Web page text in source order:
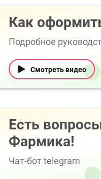
Как
Подробное
Смотреть видео
Есть
Фармика!
Чат-бот telegram